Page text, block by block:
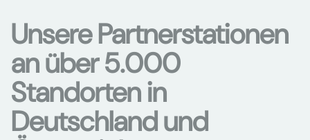
Unsere Partnerstationen
an über 5.000
Standorten in
Deutschland und